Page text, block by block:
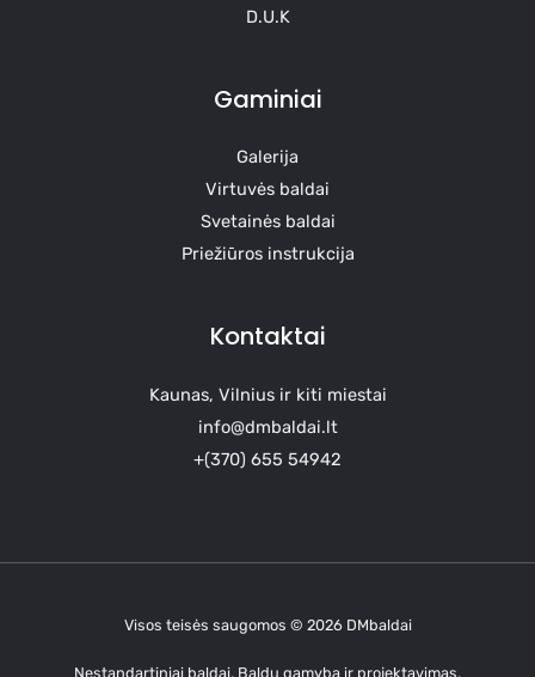
D.U.K
Gaminiai
Galerija
Virtuvės baldai
Svetainės baldai
Priežiūros instrukcija
Kontaktai
Kaunas, Vilnius ir kiti miestai
info@dmbaldai.lt
+(370) 655 54942
Visos teisės saugomos © 2026 DMbaldai
Nestandartiniai baldai. Baldų gamyba ir projektavimas.